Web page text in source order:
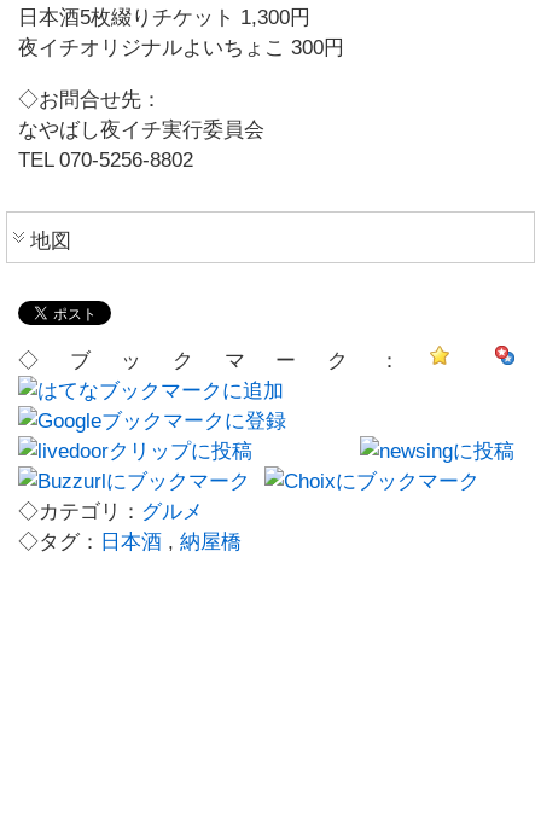
日本酒5枚綴りチケット 1,300円
夜イチオリジナルよいちょこ 300円
◇お問合せ先：
なやばし夜イチ実行委員会
TEL 070-5256-8802
地図
◇ブックマーク：
◇カテゴリ： グルメ
◇タグ： 日本酒 , 納屋橋